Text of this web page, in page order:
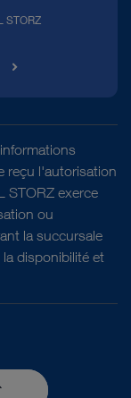
STORZ
reçu l'autorisation
STORZ exerce
ou
la succursale
disponibilité et